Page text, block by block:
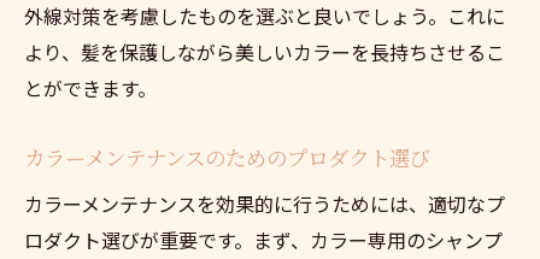
外線対策を考慮したものを選ぶと良いでしょう。これに
より、髪を保護しながら美しいカラーを長持ちさせるこ
とができます。
カラーメンテナンスのためのプロダクト選び
カラーメンテナンスを効果的に行うためには、適切なプ
ロダクト選びが重要です。まず、カラー専用のシャンプ